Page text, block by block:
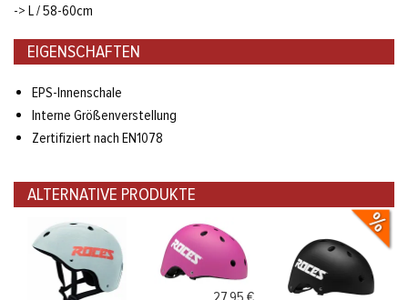
-> L / 58-60cm
EIGENSCHAFTEN
EPS-Innenschale
Interne Größenverstellung
Zertifiziert nach EN1078
ALTERNATIVE PRODUKTE